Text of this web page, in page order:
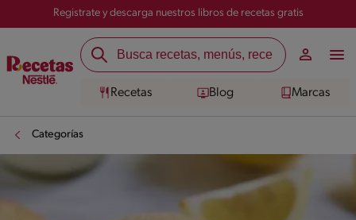
Registrate y descarga nuestros libros de recetas gratis
Recetas Blog Marcas
Categorías